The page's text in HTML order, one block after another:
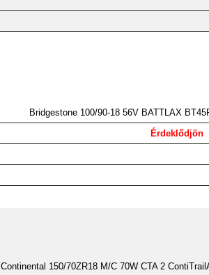
Bridgestone 100/90-18 56V BATTLAX
Érdeklődjön
Continental 150/70ZR18 M/C 70W CTA 2